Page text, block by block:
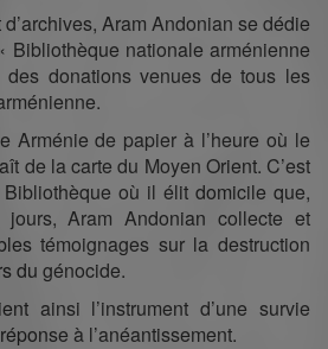
Aram Andonian se dédie
Bibliothèque nationale arménienne
donations venues de tous les
Arménie de papier à l’heure où le
de la carte du Moyen Orient. C’est
où il élit domicile que,
jours, Aram Andonian collecte et
témoignages sur la destruction
du génocide.
ainsi l’instrument d’une survie
à l’anéantissement.